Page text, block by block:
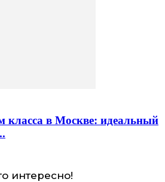
класса в Москве: идеальный
интересно!